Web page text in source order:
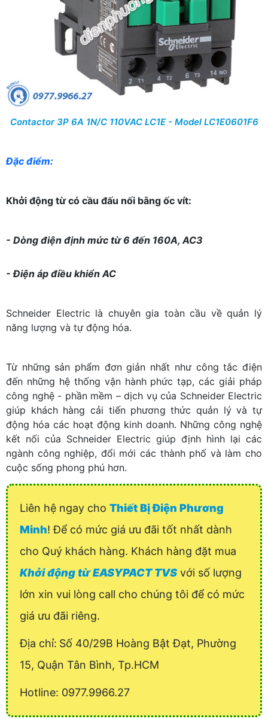
Contactor 3P 6A 1N/C 110VAC LC1E - Model LC1E0601F6
Đặc điểm:
Khởi động từ có cầu đấu nối bằng ốc vít:
- Dòng điện định mức từ 6 đến 160A, AC3
- Điện áp điều khiển AC
Schneider Electric là chuyên gia toàn cầu về quản lý
năng lượng và tự động hóa.
Từ những sản phẩm đơn giản nhất như công tắc điện
đến những hệ thống vận hành phức tạp, các giải pháp
công nghệ - phần mềm – dịch vụ của Schneider Electric
giúp khách hàng cải tiến phương thức quản lý và tự
động hóa các hoạt động kinh doanh. Những công nghệ
kết nối của Schneider Electric giúp định hình lại các
ngành công nghiệp, đổi mới các thành phố và làm cho
cuộc sống phong phú hơn.
Liên hệ ngay cho Thiết Bị Điện Phương
Minh! Để có mức giá ưu đãi tốt nhất dành
cho Quý khách hàng. Khách hàng đặt mua
Khởi động từ EASYPACT TVS với số lượng
lớn xin vui lòng call cho chúng tôi để có mức
giá ưu đãi riêng.
Địa chỉ: Số 40/29B Hoàng Bật Đạt, Phường
15, Quận Tân Bình, Tp.HCM
Hotline: 0977.9966.27